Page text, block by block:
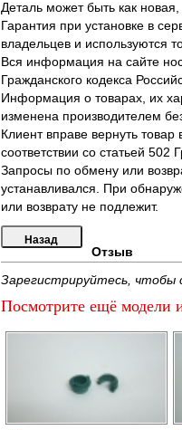
Деталь может быть как
Гарантия при установке в
владельцев и используются
Вся информация на сайте
Гражданского кодекса
Информация о товарах, их
изменена производителем
Клиент вправе вернуть
соответствии со статьей 502
Запросы по обмену или
устанавливался. При
или возврату не подлежит.
Отзыв
Зарегистрируйтесь, чтобы
Посмотрите ещё модели